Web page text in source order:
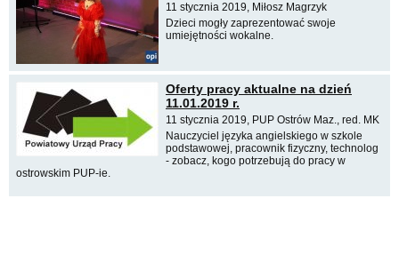
11 stycznia 2019, Miłosz Magrzyk
Dzieci mogły zaprezentować swoje
umiejętności wokalne.
Oferty pracy aktualne na dzień
11.01.2019 r.
11 stycznia 2019, PUP Ostrów Maz., red. MK
Nauczyciel języka angielskiego w szkole
podstawowej, pracownik fizyczny, technolog
- zobacz, kogo potrzebują do pracy w
ostrowskim PUP-ie.